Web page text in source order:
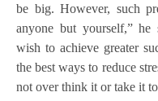
be big. However, such
anyone but yourself,” he
wish to achieve greater
the best ways to reduce
not over think it or take it